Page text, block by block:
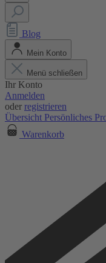
Blog
Mein Konto
Menü schließen
Ihr Konto
Anmelden
oder registrieren
Übersicht Persönliches
Warenkorb